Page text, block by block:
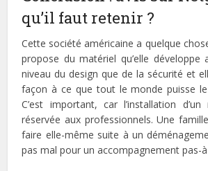
qu’il faut retenir ?
Cette société américaine a quelque
propose du matériel qu’elle développe
niveau du design que de la sécurité et
façon à ce que tout le monde puisse
C’est important, car l’installation d’un
réservée aux professionnels. Une
faire elle-même suite à un
pas mal pour un accompagnement pas-